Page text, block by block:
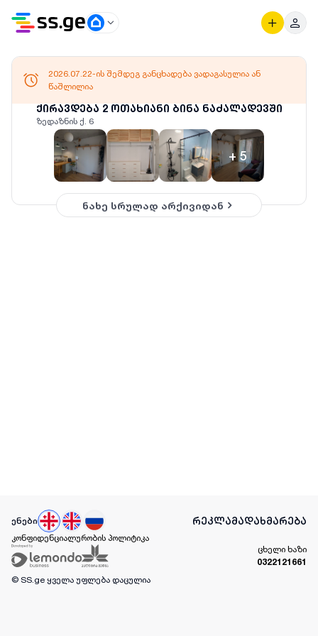
ქირავდება 2 ოთახიანი ბინა ნაძალადევში
ზედაზნის ქ. 6
+ 5
2026.07.22-ის შემდეგ განცხადება ვადაგასულია ან
წაშლილია
ნახე სრულად არქივიდან
ენები რეკლამადახმარება
კონფიდენციალურობის პოლიტიკა
ცხელი ხაზი
0322121661
© SS.ge ყველა უფლება დაცულია